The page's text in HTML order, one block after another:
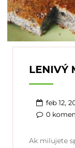
LENIVÝ
feb 12,
0
Ak milujete